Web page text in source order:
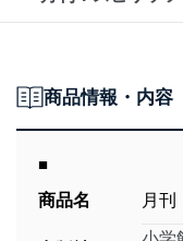
商品情報・内容
■
商品名
月刊